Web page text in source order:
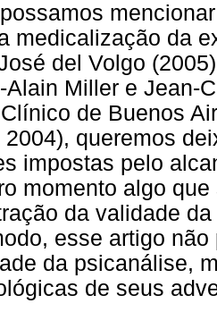
medicalização da
del Volgo
Alain Miller e Jean-
de Buenos
2004), queremos
impostas pelo
momento algo
da validade
esse artigo
da psicanálise,
de seus